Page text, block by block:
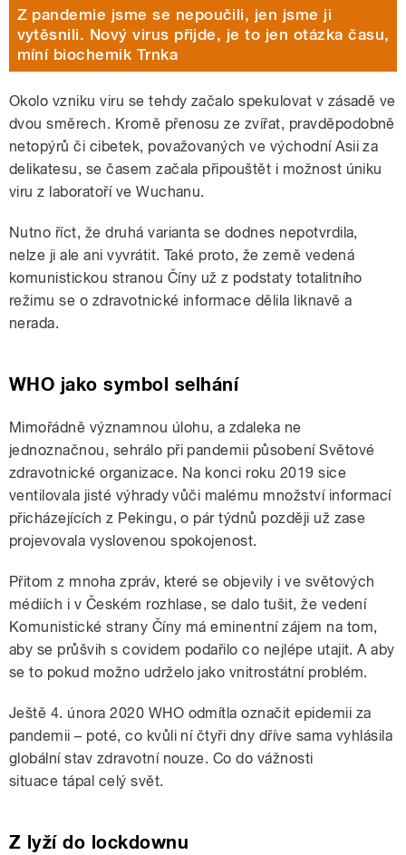
Z pandemie jsme se nepoučili, jen jsme ji
vytěsnili. Nový virus přijde, je to jen otázka času,
míní biochemik Trnka
Okolo vzniku viru se tehdy začalo spekulovat v zásadě ve
dvou směrech. Kromě přenosu ze zvířat, pravděpodobně
netopýrů či cibetek, považovaných ve východní Asii za
delikatesu, se časem začala připouštět i možnost úniku
viru z laboratoří ve Wuchanu.
Nutno říct, že druhá varianta se dodnes nepotvrdila,
nelze ji ale ani vyvrátit. Také proto, že země vedená
komunistickou stranou Číny už z podstaty totalitního
režimu se o zdravotnické informace dělila liknavě a
nerada.
WHO jako symbol selhání
Mimořádně významnou úlohu, a zdaleka ne
jednoznačnou, sehrálo při pandemii působení Světové
zdravotnické organizace. Na konci roku 2019 sice
ventilovala jisté výhrady vůči malému množství informací
přicházejících z Pekingu, o pár týdnů později už zase
projevovala vyslovenou spokojenost.
Přitom z mnoha zpráv, které se objevily i ve světových
médiích i v Českém rozhlase, se dalo tušit, že vedení
Komunistické strany Číny má eminentní zájem na tom,
aby se průšvih s covidem podařilo co nejlépe utajit. A aby
se to pokud možno udrželo jako vnitrostátní problém.
Ještě 4. února 2020 WHO odmítla označit epidemii za
pandemii – poté, co kvůli ní čtyři dny dříve sama vyhlásila
globální stav zdravotní nouze. Co do vážnosti
situace tápal celý svět.
Z lyží do lockdownu